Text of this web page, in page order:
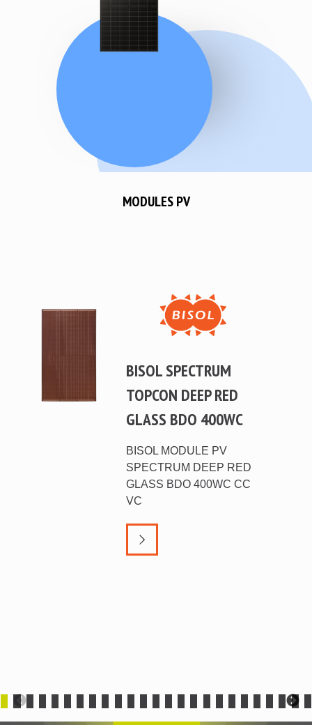
MODULES PV
BISOL SPECTRUM
TOPCON DEEP RED
GLASS BDO 400WC
BISOL MODULE PV
SPECTRUM DEEP RED
GLASS BDO 400WC CC
VC